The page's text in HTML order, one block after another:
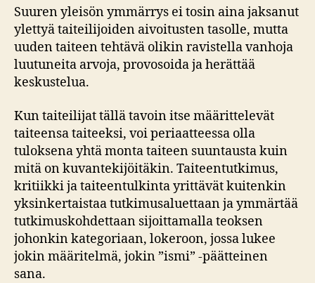
Suuren yleisön ymmärrys ei tosin aina jaksanut
ylettyä taiteilijoiden aivoitusten tasolle, mutta
uuden taiteen tehtävä olikin ravistella vanhoja
luutuneita arvoja, provosoida ja herättää
keskustelua.
Kun taiteilijat tällä tavoin itse määrittelevät
taiteensa taiteeksi, voi periaatteessa olla
tuloksena yhtä monta taiteen suuntausta kuin
mitä on kuvantekijöitäkin. Taiteentutkimus,
kritiikki ja taiteentulkinta yrittävät kuitenkin
yksinkertaistaa tutkimusaluettaan ja ymmärtää
tutkimuskohdettaan sijoittamalla teoksen
johonkin kategoriaan, lokeroon, jossa lukee
jokin määritelmä, jokin ”ismi” -päätteinen
sana.